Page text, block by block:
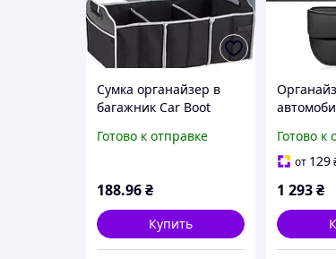
Сумка органайзер в
багажник Car Boot
Готово к отправке
188.96₴
Купить
Tesla
Model Y
Готово к
от 129
1 293₴